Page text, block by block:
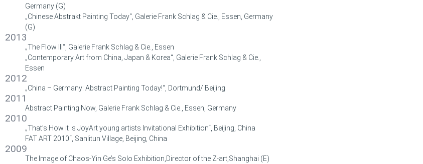
Germany (G)
„Chinese Abstrakt Painting Today“, Galerie Frank Schlag & Cie., Essen, Germany
(G)
2013
„The Flow III“, Galerie Frank Schlag & Cie., Essen
„Contemporary Art from China, Japan & Korea“, Galerie Frank Schlag & Cie.,
Essen
2012
„China – Germany: Abstract Painting Today!“, Dortmund/ Beijing
2011
Abstract Painting Now, Galerie Frank Schlag & Cie., Essen, Germany
2010
„That’s How it is JoyArt young artists Invitational Exhibition“, Beijing, China
FAT ART 2010“, Sanlitun Village, Beijing, China
2009
The Image of Chaos-Yin Ge’s Solo Exhibition,Director of the Z-art,Shanghai (E)